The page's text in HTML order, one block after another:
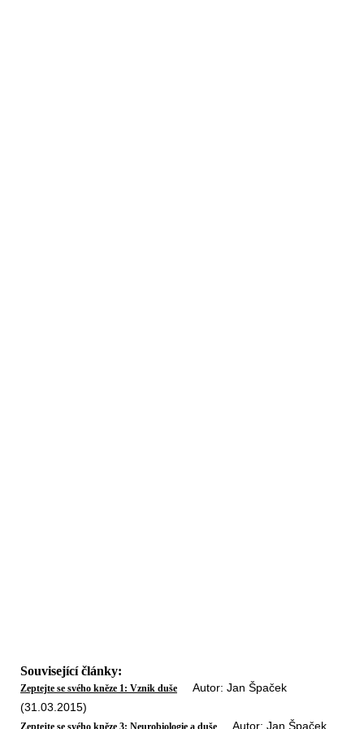
Související články:
Zeptejte se svého kněze 1: Vznik duše Autor: Jan Špaček
(31.03.2015)
Zeptejte se svého kněze 3: Neurobiologie a duše Autor: Jan Špaček